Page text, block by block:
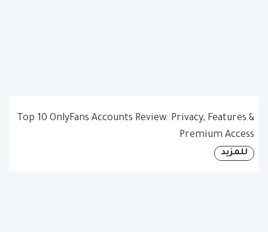
Top 10 OnlyFans Accounts Review: Privacy, Features &
Premium Access
للمزيد